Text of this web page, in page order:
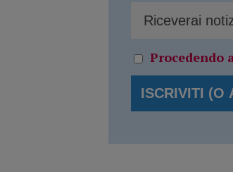
Procedendo